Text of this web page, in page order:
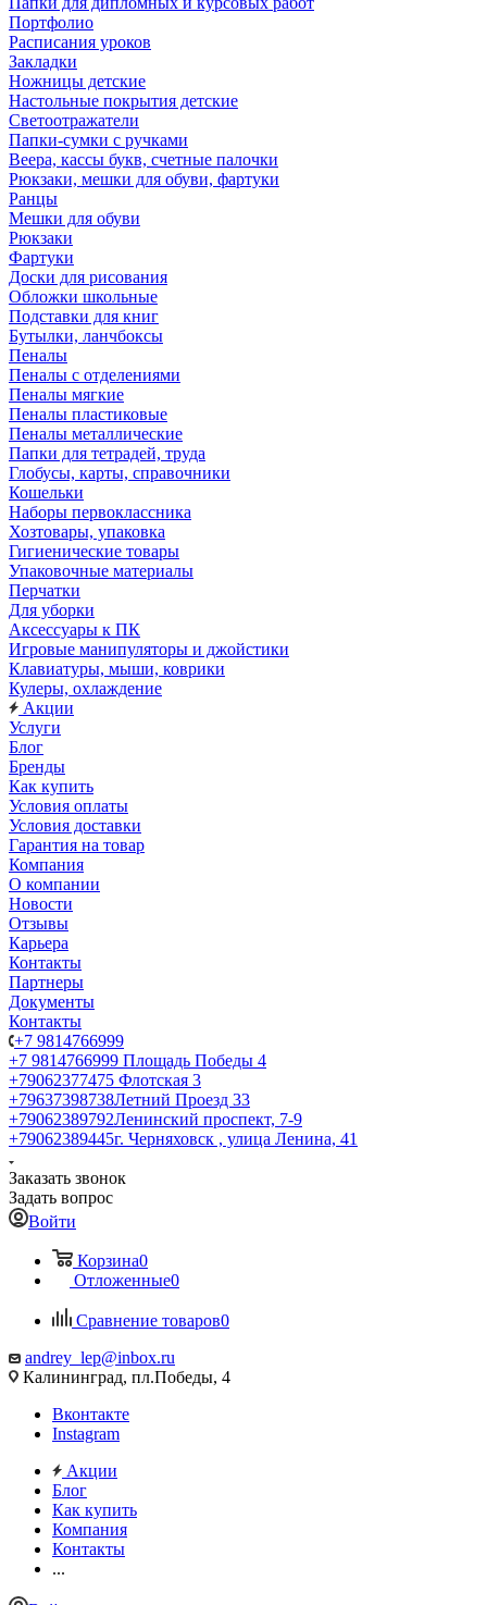
Портфолио
Расписания уроков
Закладки
Ножницы детские
Настольные покрытия детские
Светоотражатели
Папки-сумки с ручками
Веера, кассы букв, счетные палочки
Рюкзаки, мешки для обуви, фартуки
Ранцы
Мешки для обуви
Рюкзаки
Фартуки
Доски для рисования
Обложки школьные
Подставки для книг
Бутылки, ланчбоксы
Пеналы
Пеналы с отделениями
Пеналы мягкие
Пеналы пластиковые
Пеналы металлические
Папки для тетрадей, труда
Глобусы, карты, справочники
Кошельки
Наборы первоклассника
Хозтовары, упаковка
Гигиенические товары
Упаковочные материалы
Перчатки
Для уборки
Аксессуары к ПК
Игровые манипуляторы и джойстики
Клавиатуры, мыши, коврики
Кулеры, охлаждение
Акции
Услуги
Блог
Бренды
Как купить
Условия оплаты
Условия доставки
Гарантия на товар
Компания
О компании
Новости
Отзывы
Карьера
Контакты
Партнеры
Документы
Контакты
+7 9814766999
+7 9814766999 Площадь Победы 4
+79062377475 Флотская 3
+79637398738Летний Проезд 33
+79062389792Ленинский проспект, 7-9
+79062389445г. Черняховск , улица Ленина, 41
Заказать звонок
Задать вопрос
Войти
Корзина0
Отложенные0
Сравнение товаров0
andrey_lep@inbox.ru
Калининград, пл.Победы, 4
Вконтакте
Instagram
Акции
Блог
Как купить
Компания
Контакты
...